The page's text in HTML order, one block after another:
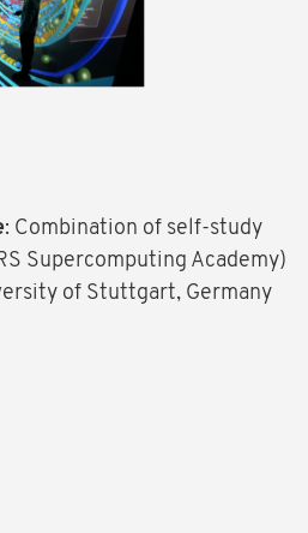
: Combination of self-study
Supercomputing Academy)
of Stuttgart, Germany